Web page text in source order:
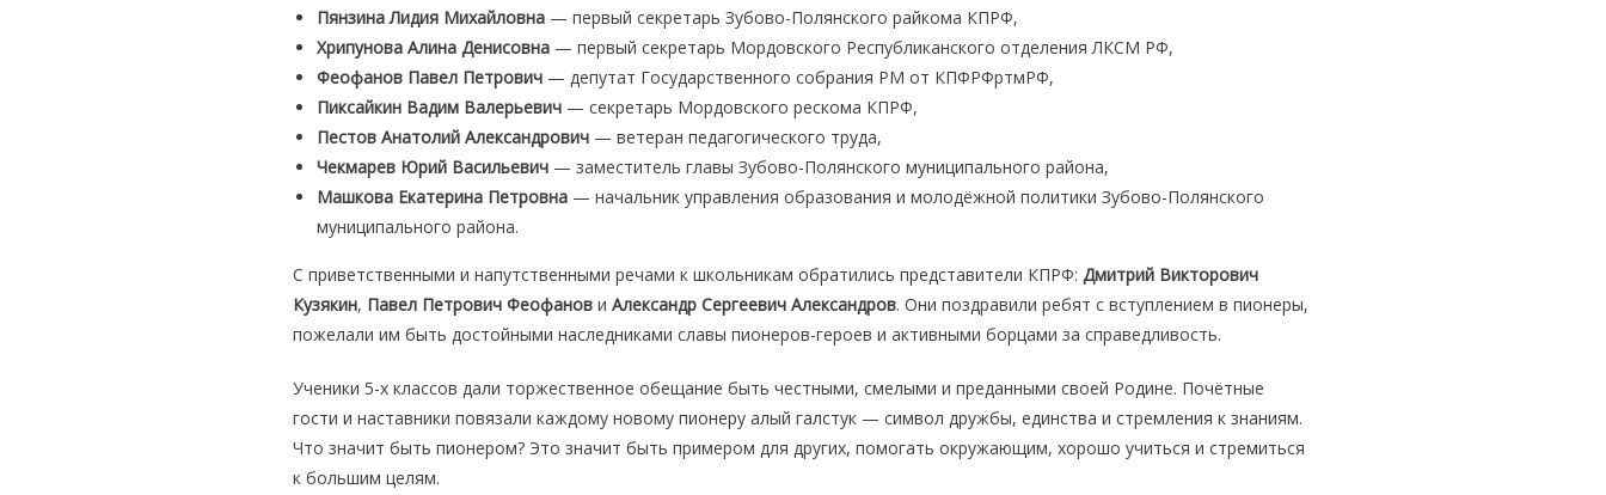
Пянзина Лидия Михайловна — первый секретарь Зубово-Полянского райкома КПРФ,
Хрипунова Алина Денисовна — первый секретарь Мордовского Республиканского отделения ЛКСМ РФ,
Феофанов Павел Петрович — депутат Государственного собрания РМ от КПФРФртмРФ,
Пиксайкин Вадим Валерьевич — секретарь Мордовского рескома КПРФ,
Пестов Анатолий Александрович — ветеран педагогического труда,
Чекмарев Юрий Васильевич — заместитель главы Зубово-Полянского муниципального района,
Машкова Екатерина Петровна — начальник управления образования и молодёжной политики Зубово-Полянского
муниципального района.
С приветственными и напутственными речами к школьникам обратились представители КПРФ: Дмитрий Викторович
Кузякин, Павел Петрович Феофанов и Александр Сергеевич Александров. Они поздравили ребят с вступлением в пионеры,
пожелали им быть достойными наследниками славы пионеров-героев и активными борцами за справедливость.
Ученики 5-х классов дали торжественное обещание быть честными, смелыми и преданными своей Родине. Почётные
гости и наставники повязали каждому новому пионеру алый галстук — символ дружбы, единства и стремления к знаниям.
Что значит быть пионером? Это значит быть примером для других, помогать окружающим, хорошо учиться и стремиться
к большим целям.